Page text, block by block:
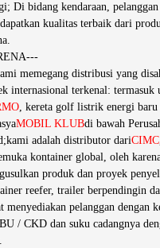
Di bidang kendaraan,
kualitas terbaik dari
memegang distribusi yang
internasional terkenal: termasuk
, kereta golf listrik energi
MOBIL KLUBdi bawah
adalah distributor dariCIMC
kontainer global, oleh
produk dan proyek
reefer, trailer berpendingin
menyediakan pelanggan dengan
/ CKD dan suku cadangnya